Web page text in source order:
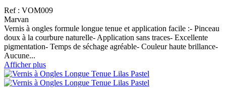
Ref : VOM009
Marvan
Vernis à ongles formule longue tenue et application facile :- Pinceau
doux à la courbure naturelle- Application sans traces- Excellente
pigmentation- Temps de séchage agréable- Couleur haute brillance-
Aucune...
Afficher plus